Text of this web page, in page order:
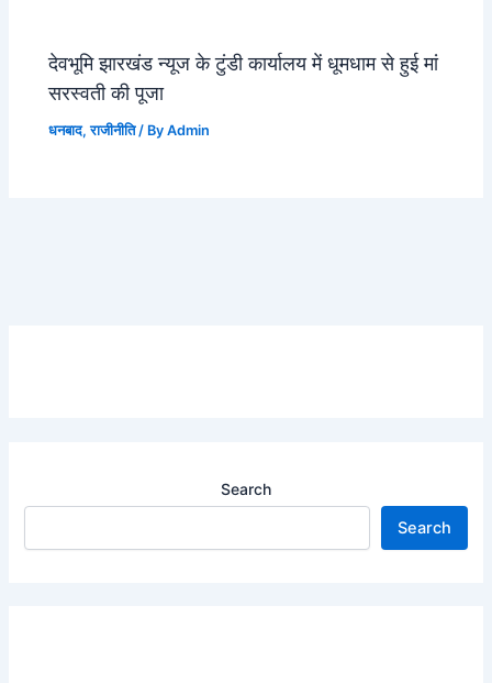
देवभूमि झारखंड न्यूज के टुंडी कार्यालय में धूमधाम से हुई मां
सरस्वती की पूजा
धनबाद,राजीनीति/ ByAdmin
Search
Search